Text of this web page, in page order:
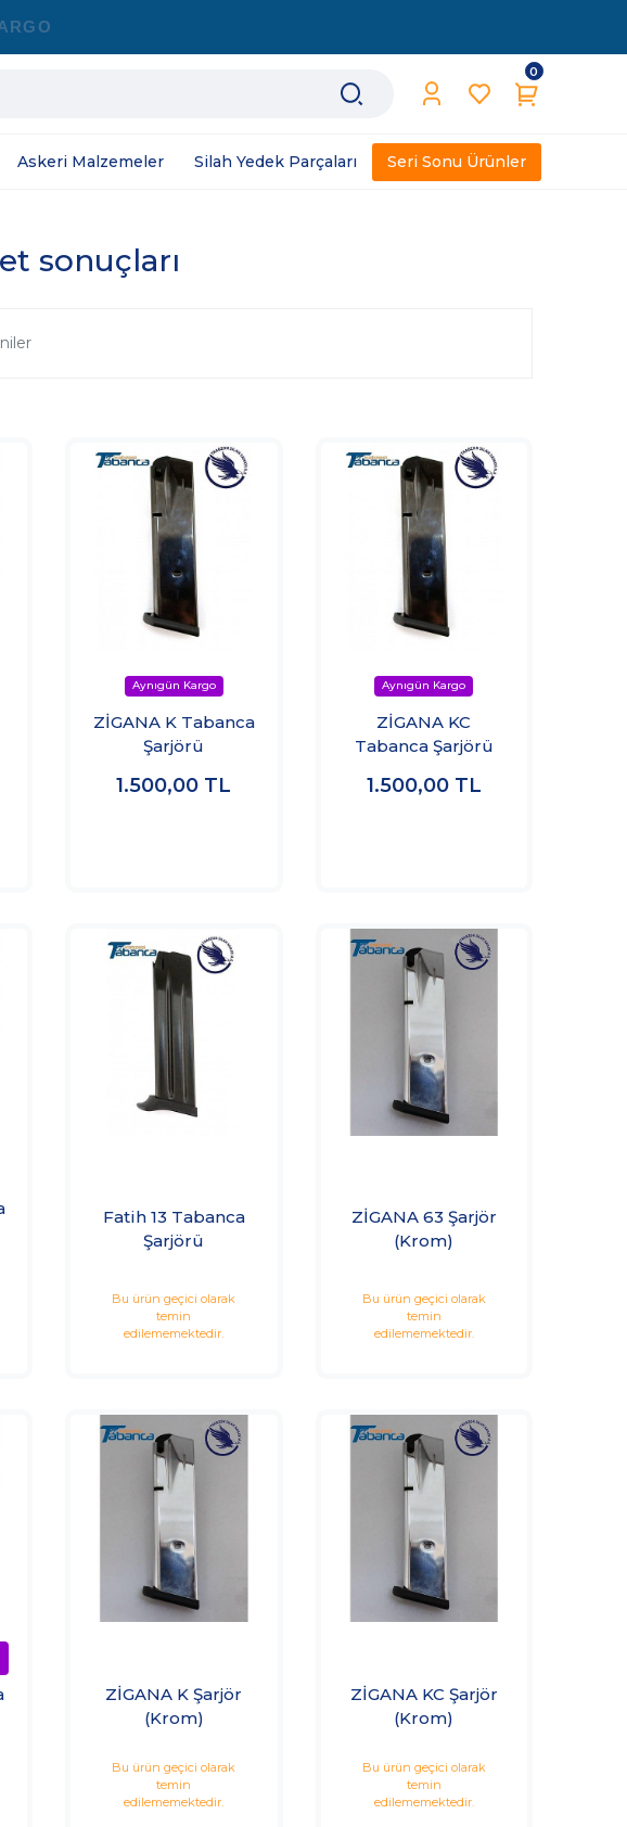
0
Askeri Malzemeler Silah Yedek Parçaları Seri Sonu Ürünler
sonuçları
ZİGANA K Tabanca
Şarjörü
1.500,00 TL
ZİGANA KC
Tabanca Şarjörü
1.500,00 TL
Fatih 13 Tabanca
Şarjörü
Bu ürün geçici olarak
temin
edilememektedir.
ZİGANA 63 Şarjör
(Krom)
Bu ürün geçici olarak
temin
edilememektedir.
ZİGANA K Şarjör
(Krom)
Bu ürün geçici olarak
temin
edilememektedir.
ZİGANA KC Şarjör
(Krom)
Bu ürün geçici olarak
temin
edilememektedir.